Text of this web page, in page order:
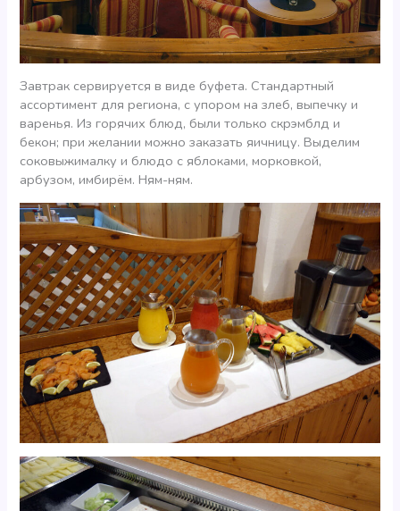
Завтрак сервируется в виде буфета. Стандартный
ассортимент для региона, с упором на злеб, выпечку и
варенья. Из горячих блюд, были только скрэмблд и
бекон; при желании можно заказать яичницу. Выделим
соковыжималку и блюдо с яблоками, морковкой,
арбузом, имбирём. Ням-ням.